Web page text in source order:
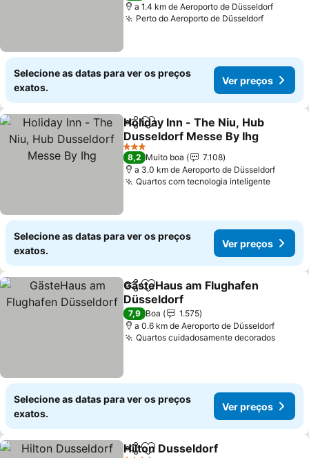
a 1.4 km de Aeroporto de Düsseldorf
Perto do Aeroporto de DüsseldorfVer
Selecione as datas para ver os preços
exatos.
Ver preços
PartilharAdicionar aos favoritos
Holiday Inn - The Niu, Hub
Dusseldorf Messe By Ihg
Ver preços
3 Estrelas
8,2 Muito boa
7.108
a 3.0 km de Aeroporto de Düsseldorf
Quartos com tecnologia inteligenteVer
Selecione as datas para ver os preços
exatos.
Ver preços
PartilharAdicionar aos favoritos
GästeHaus am Flughafen
Düsseldorf
Ver preços
7,9 Boa
1.575
a 0.6 km de Aeroporto de Düsseldorf
Quartos cuidadosamente decoradosVer
Selecione as datas para ver os preços
exatos.
Ver preços
Partilhar
Hilton Dusseldorf